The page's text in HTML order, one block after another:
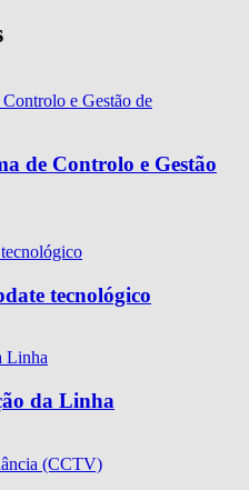
de Controlo e Gestão
tecnológico
da Linha